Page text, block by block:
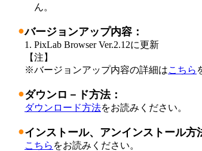
ん。
●バージョンアップ内容：
1. PixLab Browser Ver.2.12に更新
【注】
※バージョンアップ内容の詳細はこちら
●ダウンロ－ド方法：
ダウンロード方法をお読みください。
●インストール、アンインストール方
こちら をお読みください。